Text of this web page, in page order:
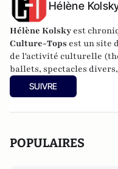
Hélène
Hélène Kolsky est
Culture-Tops est un site
de l'activité culturelle
ballets, spectacles
SUIVRE
POPULAIRES